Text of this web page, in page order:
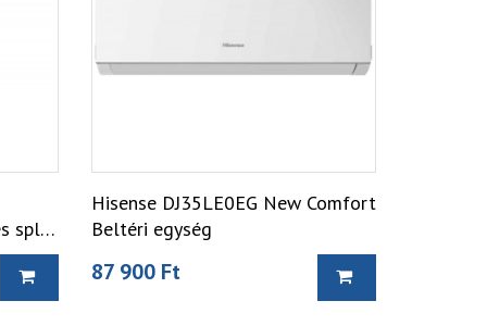
split
Hisense DJ35LE0EG New Comfort
Beltéri egység
87 900 Ft